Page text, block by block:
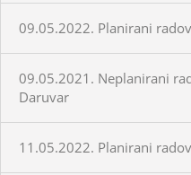
09.05.2022. Planirani
09.05.2021. Neplanirani
Daruvar
11.05.2022. Planirani